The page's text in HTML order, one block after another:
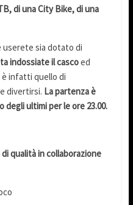
di una City Bike, di una
userete sia dotato di
indossiate il cascoed
è infatti quello di
divertirsi. La partenza è
degli ultimi per le ore 23.00.
qualità in collaborazione